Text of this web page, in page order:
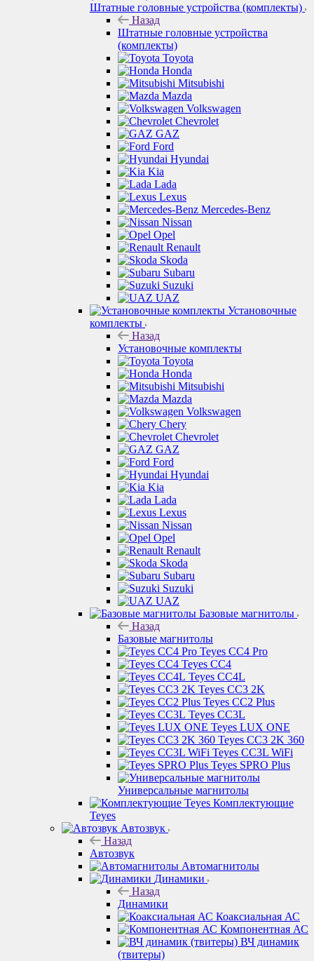
Штатные головные устройства (комплекты)
Назад
Штатные головные устройства
(комплекты)
Toyota
Honda
Mitsubishi
Mazda
Volkswagen
Chevrolet
GAZ
Ford
Hyundai
Kia
Lada
Lexus
Mercedes-Benz
Nissan
Opel
Renault
Skoda
Subaru
Suzuki
UAZ
Установочные
комплекты
Назад
Установочные комплекты
Toyota
Honda
Mitsubishi
Mazda
Volkswagen
Chery
Chevrolet
GAZ
Ford
Hyundai
Kia
Lada
Lexus
Nissan
Opel
Renault
Skoda
Subaru
Suzuki
UAZ
Базовые магнитолы
Назад
Базовые магнитолы
Teyes CC4 Pro
Teyes CC4
Teyes CC4L
Teyes CC3 2K
Teyes CC2 Plus
Teyes CC3L
Teyes LUX ONE
Teyes CC3 2K 360
Teyes CC3L WiFi
Teyes SPRO Plus
Универсальные магнитолы
Комплектующие
Teyes
Автозвук
Назад
Автозвук
Автомагнитолы
Динамики
Назад
Динамики
Коаксиальная АС
Компонентная АС
ВЧ динамик
(твитеры)